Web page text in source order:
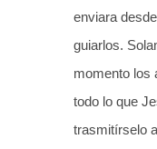
enviara
guiarlos.
momento los
todo lo que
trasmitírselo